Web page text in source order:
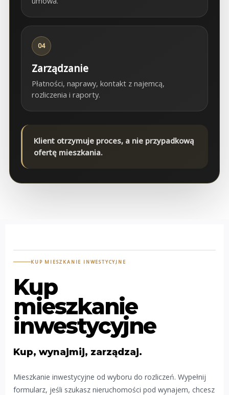
04
Zarządzanie
Płatności, naprawy, kontakt z najemcą,
rozliczenia i raporty.
Klient otrzymuje proces, a nie przypadkową
ofertę mieszkania.
KUP MIESZKANIE INWESTYCYJNE
Kup
mieszkanie
inwestycyjne
Kup, wynajmij, zarządzaj.
Mieszkanie inwestycyjne od wyboru do rozliczeń. Wypełnij
formularz, jeśli szukasz nieruchomości pod wynajem, chcesz